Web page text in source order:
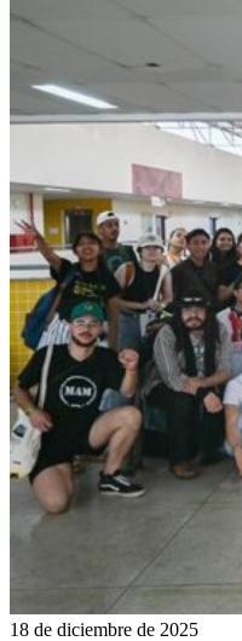
18 de diciembre de 2025